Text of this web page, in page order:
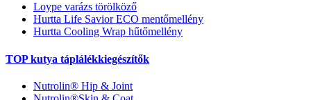
Loype varázs törölköző
Hurtta Life Savior ECO mentőmellény
Hurtta Cooling Wrap hűtőmellény
TOP kutya táplálékkiegészítők
Nutrolin® Hip & Joint